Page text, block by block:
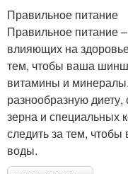
Правильное питание
Правильное питание
влияющих на
тем, чтобы ваша
витамины и
разнообразную
зерна и специальных
следить за тем,
воды.